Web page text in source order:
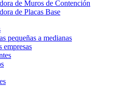
de Muros de Contención
de Placas Base
pequeñas a medianas
empresas